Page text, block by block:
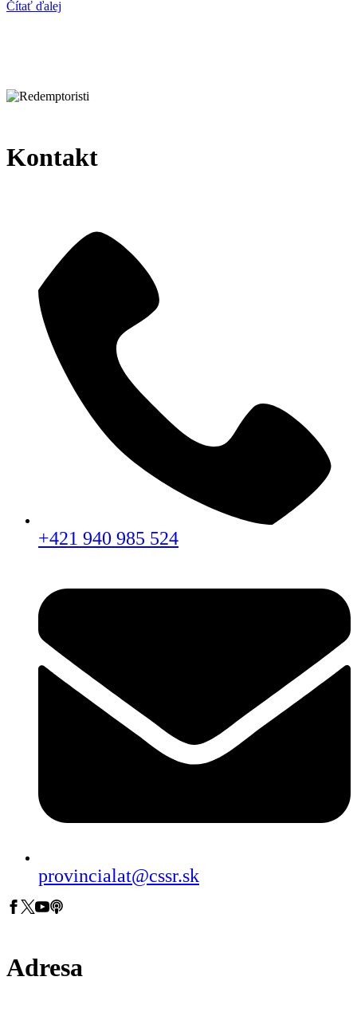
Čítať ďalej
Kontakt
+421 940 985 524
provincialat@cssr.sk
Adresa